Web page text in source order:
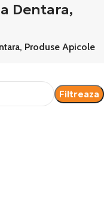
Dentara,
Produse Apicole
Filtreaza